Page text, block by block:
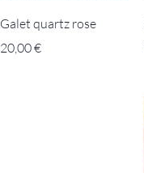
Galet quartz rose
Prix
20,00 €